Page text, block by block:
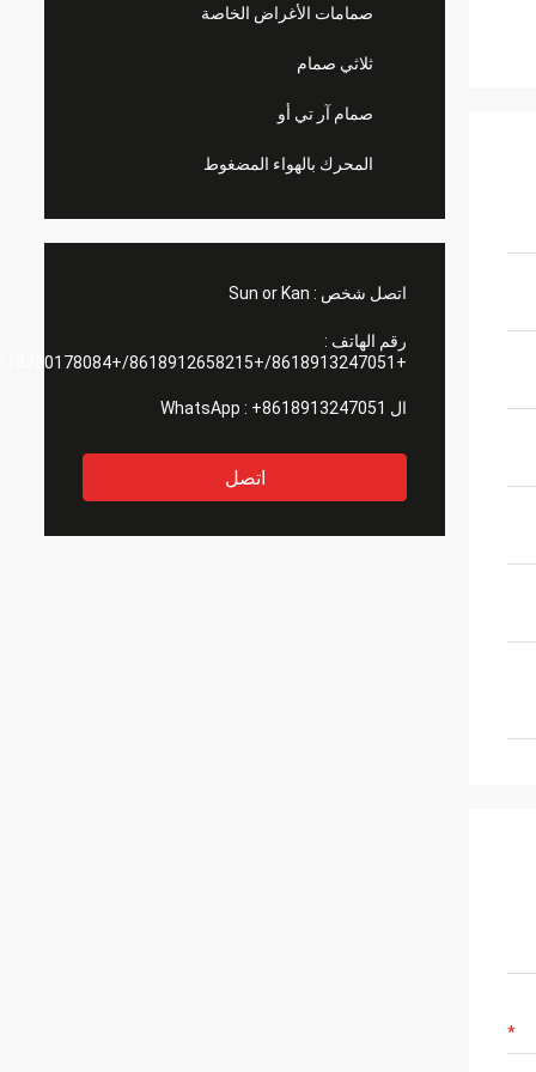
صمامات الأغراض الخاصة
ثلاثي صمام
صمام آر تي أو
المحرك بالهواء المضغوط
اتصل شخص : Sun or Kan
رقم الهاتف :
+8618913247051/+8618912658215/+8618260178084
ال WhatsApp : +8618913247051
اتصل